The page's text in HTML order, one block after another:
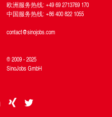
欧洲服务热线: +49 69 2713769 170
中国服务热线: +86 400 822 1055
contact@sinojobs.com
© 2009 - 2025
SinoJobs GmbH